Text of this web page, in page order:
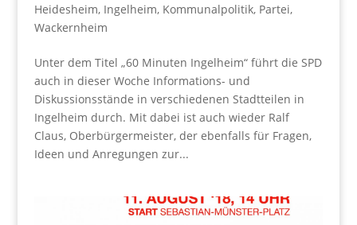
Heidesheim, Ingelheim, Kommunalpolitik, Partei,
Wackernheim
Unter dem Titel „60 Minuten Ingelheim“ führt die SPD
auch in dieser Woche Informations- und
Diskussionsstände in verschiedenen Stadtteilen in
Ingelheim durch. Mit dabei ist auch wieder Ralf
Claus, Oberbürgermeister, der ebenfalls für Fragen,
Ideen und Anregungen zur...